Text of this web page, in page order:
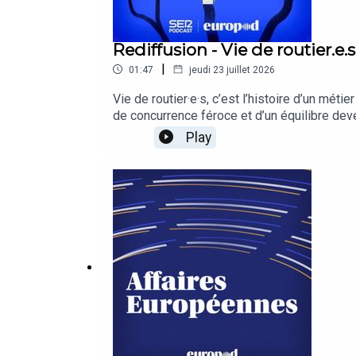
Rediffusion - Vie de
01:47 | jeudi 23 juillet 2026
Vie de routier·e·s, c’est l’histoire d’un
de concurrence féroce et d’un équilibre
nous consommons sans même y penser.
est en crise : déjà 230 000 conducteurs et
seul, pourrait paralyser toute l’Europe.Vie
collaboratif financé par le programme
Play